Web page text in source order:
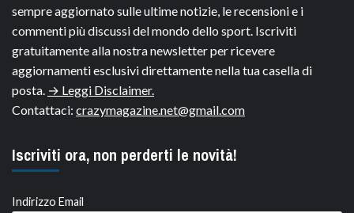
sempre aggiornato sulle ultime notizie, le recensioni e i
commenti più discussi del mondo dello sport. Iscriviti
gratuitamente alla nostra newsletter per ricevere
aggiornamenti esclusivi direttamente nella tua casella di
posta. → Leggi Disclaimer.
Contattaci: crazymagazine.net@gmail.com
Iscriviti ora, non perderti le novità!
Indirizzo Email